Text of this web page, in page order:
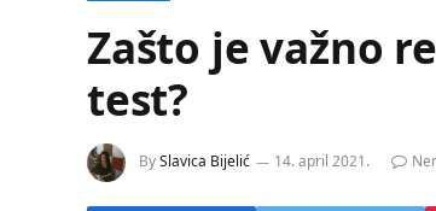
Zašto je važno
test?
BySlavica Bijelić 14. april 2021.